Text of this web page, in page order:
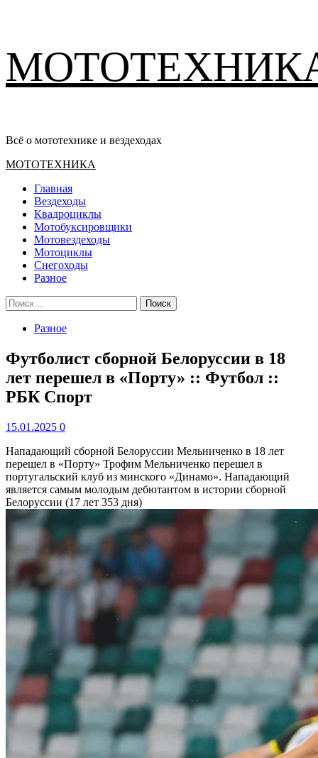
содержимому
Всё о мототехнике и вездеходах
Основное
МОТОТЕХНИКА
Главная
Вездеходы
Квадроциклы
Мотобуксировщики
Мотовездеходы
Мотоциклы
Снегоходы
Разное
Найти:
Разное
Футболист сборной Белоруссии в 18
лет перешел в «Порту» :: Футбол ::
РБК Спорт
15.01.2025 0
Нападающий сборной Белоруссии Мельниченко в 18 лет
перешел в «Порту» Трофим Мельниченко перешел в
португальский клуб из минского «Динамо». Нападающий
является самым молодым дебютантом в истории сборной
Белоруссии (17 лет 353 дня)